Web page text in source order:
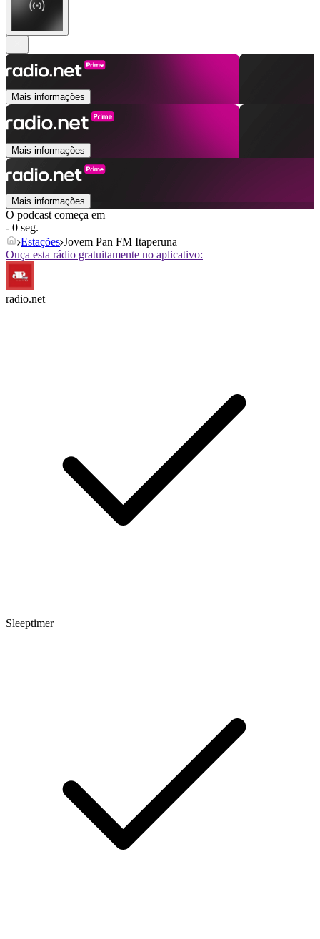
Mais informações
Mais informações
Mais informações
O podcast começa em
- 0 seg.
Estações Jovem Pan FM Itaperuna
Ouça esta rádio gratuitamente no aplicativo:
radio.net
Sleeptimer